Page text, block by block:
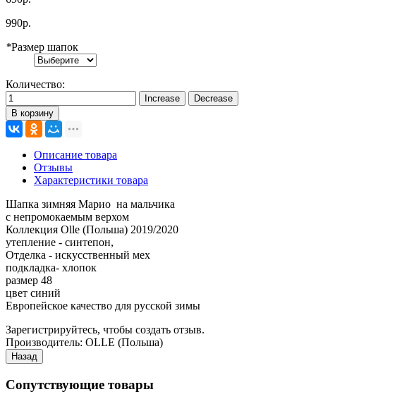
990р.
*Размер шапок
Количество:
В корзину
Описание товара
Отзывы
Характеристики товара
Шапка зимняя Марио на мальчика
с непромокаемым верхом
Коллекция Olle (Польша) 2019/2020
утепление - синтепон,
Отделка - искусственный мех
подкладка- хлопок
размер 48
цвет синий
Европейское качество для русской зимы
Зарегистрируйтесь, чтобы создать отзыв.
Производитель: OLLE (Польша)
Сопутствующие товары